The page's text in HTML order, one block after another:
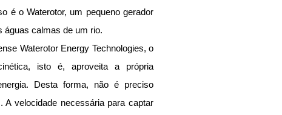
é o Waterotor, um pequeno gerador
águas calmas de um rio.
Waterotor Energy Technologies, o
isto é, aproveita a própria
Desta forma, não é preciso
A velocidade necessária para captar